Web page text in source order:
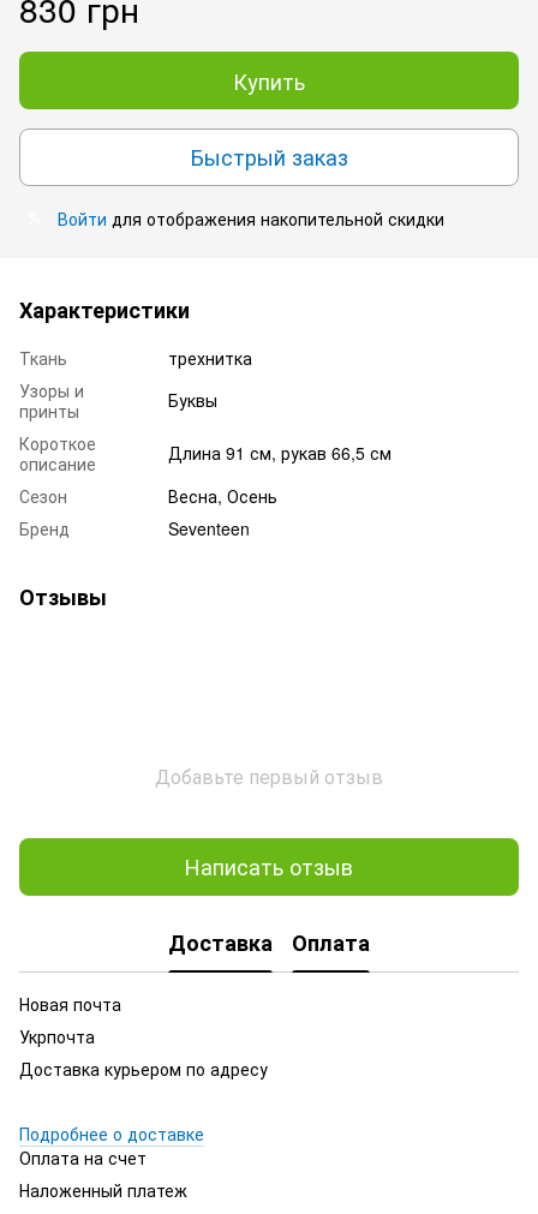
Купить
Быстрый заказ
Войти для отображения накопительной скидки
Характеристики
Ткань
трехнитка
Узоры и
принты
Буквы
Короткое
описание
Длина 91 см, рукав 66,5 см
Сезон
Весна, Осень
Бренд
Seventeen
Отзывы
Добавьте первый отзыв
Написать отзыв
Доставка Оплата
Новая почта
Укрпочта
Доставка курьером по адресу
Подробнее о доставке
Оплата на счет
Наложенный платеж